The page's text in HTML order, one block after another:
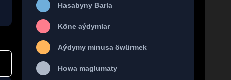
Hasabyny Barla
Köne aýdymlar
Aýdymy minusa öwürmek
Howa maglumaty